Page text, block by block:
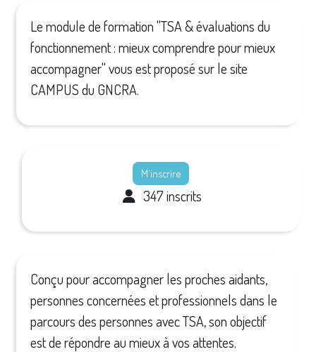
Le module de formation "TSA & évaluations du
fonctionnement : mieux comprendre pour mieux
accompagner" vous est proposé sur le site
CAMPUS du GNCRA.
Conçu pour accompagner les proches aidants,
personnes concernées et professionnels dans le
parcours des personnes avec TSA, son objectif
est de répondre au mieux à vos attentes.
M'inscrire
347 inscrits